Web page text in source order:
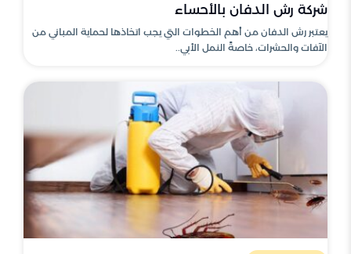
شركة رش الدفان بالأحساء
يعتبر رش الدفان من أهم الخطوات التي يجب اتخاذها لحماية المباني من
الآفات والحشرات، خاصةً النمل الأبي..